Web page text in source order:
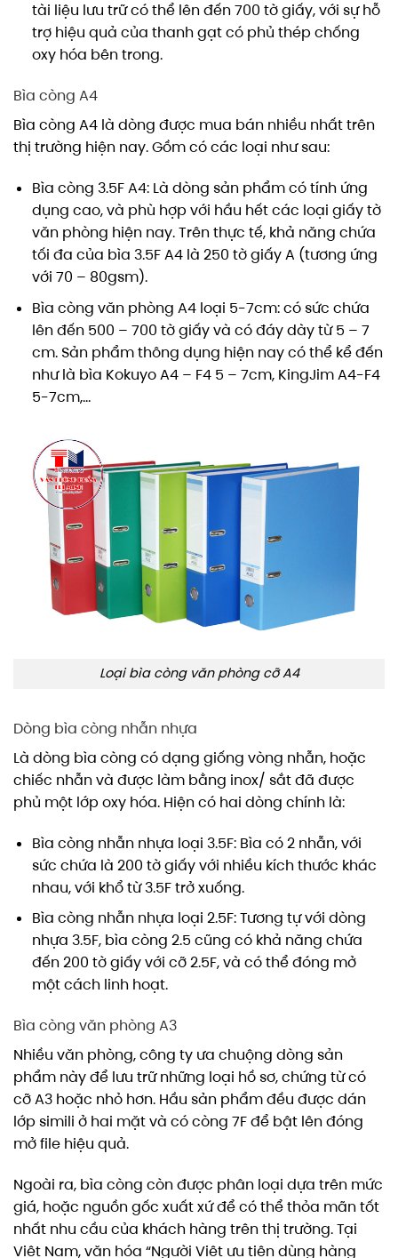
tài liệu lưu trữ có thể lên đến 700 tờ giấy, với sự hỗ
trợ hiệu quả của thanh gạt có phủ thép chống
oxy hóa bên trong.
Bìa còng A4
Bìa còng A4 là dòng được mua bán nhiều nhất trên
thị trường hiện nay. Gồm có các loại như sau:
Bìa còng 3.5F A4: Là dòng sản phẩm có tính ứng
dụng cao, và phù hợp với hầu hết các loại giấy tờ
văn phòng hiện nay. Trên thực tế, khả năng chứa
tối đa của bìa 3.5F A4 là 250 tờ giấy A (tương ứng
với 70 – 80gsm).
Bìa còng văn phòng A4 loại 5-7cm: có sức chứa
lên đến 500 – 700 tờ giấy và có đáy dày từ 5 – 7
cm. Sản phẩm thông dụng hiện nay có thể kể đến
như là bìa Kokuyo A4 – F4 5 – 7cm, KingJim A4-F4
5-7cm,…
Loại bìa còng văn phòng cỡ A4
Dòng bìa còng nhẫn nhựa
Là dòng bìa còng có dạng giống vòng nhẫn, hoặc
chiếc nhẫn và được làm bằng inox/ sắt đã được
phủ một lớp oxy hóa. Hiện có hai dòng chính là:
Bìa còng nhẫn nhựa loại 3.5F: Bìa có 2 nhẫn, với
sức chứa là 200 tờ giấy với nhiều kích thước khác
nhau, với khổ từ 3.5F trở xuống.
Bìa còng nhẫn nhựa loại 2.5F: Tương tự với dòng
nhựa 3.5F, bìa còng 2.5 cũng có khả năng chứa
đến 200 tờ giấy với cỡ 2.5F, và có thể đóng mở
một cách linh hoạt.
Bìa còng văn phòng A3
Nhiều văn phòng, công ty ưa chuộng dòng sản
phẩm này để lưu trữ những loại hồ sơ, chứng từ có
cỡ A3 hoặc nhỏ hơn. Hầu sản phẩm đều được dán
lớp simili ở hai mặt và có còng 7F để bật lên đóng
mở file hiệu quả.
Ngoài ra, bìa còng còn được phân loại dựa trên mức
giá, hoặc nguồn gốc xuất xứ để có thể thỏa mãn tốt
nhất nhu cầu của khách hàng trên thị trường. Tại
Việt Nam, văn hóa “Người Việt ưu tiên dùng hàng